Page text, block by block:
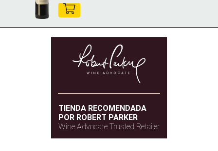
TIENDA RECOMENDADA
POR ROBERT PARKER
Wine Advocate Trusted Retailer